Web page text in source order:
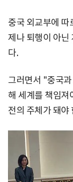
중국 외교부에 따
제나 퇴행이 아닌
다.
그러면서 "중국
해 세계를 책임져
전의 주체가 돼